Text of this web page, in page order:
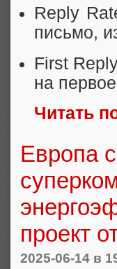
Reply
письмо,
First
на
Читать
Европа
проект
2025-06-14 в